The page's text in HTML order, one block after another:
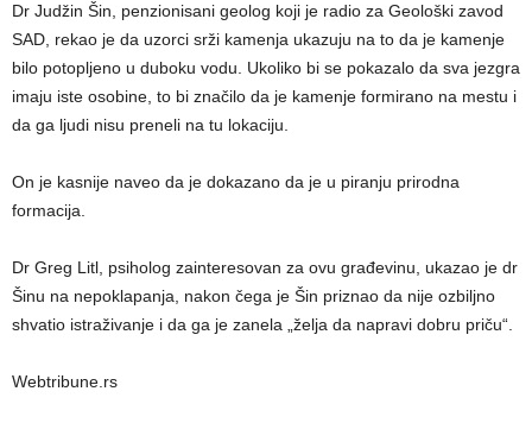
Dr Judžin Šin, penzionisani geolog koji je radio za Geološki zavod
SAD, rekao je da uzorci srži kamenja ukazuju na to da je kamenje
bilo potopljeno u duboku vodu. Ukoliko bi se pokazalo da sva jezgra
imaju iste osobine, to bi značilo da je kamenje formirano na mestu i
da ga ljudi nisu preneli na tu lokaciju.
On je kasnije naveo da je dokazano da je u piranju prirodna
formacija.
Dr Greg Litl, psiholog zainteresovan za ovu građevinu, ukazao je dr
Šinu na nepoklapanja, nakon čega je Šin priznao da nije ozbiljno
shvatio istraživanje i da ga je zanela „želja da napravi dobru priču“.
Webtribune.rs